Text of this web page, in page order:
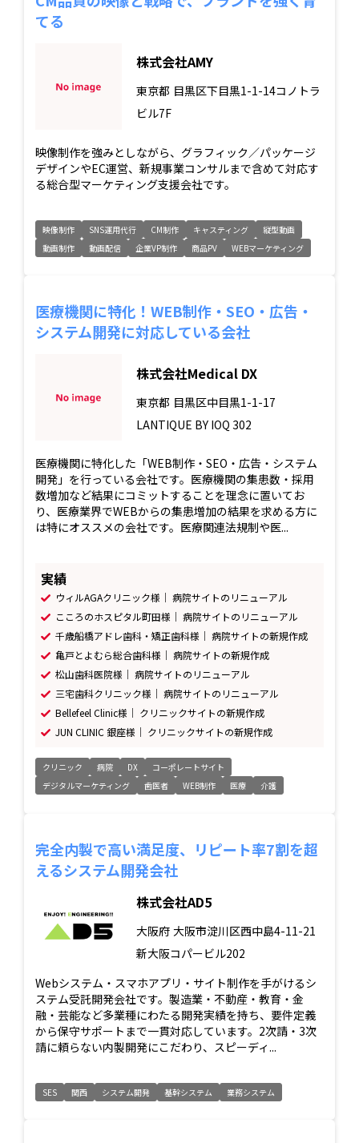
てる
株式会社AMY
東京都 目黒区下目黒1-1-14コノトラ
ビル7F
映像制作を強みとしながら、グラフィック／パッケージ
デザインやEC運営、新規事業コンサルまで含めて対応す
る総合型マーケティング支援会社です。
映像制作 SNS運用代行 CM制作 キャスティング
縦型動画
動画制作
動画配信 企業VP制作 商品PV WEBマーケティング
医療機関に特化！WEB制作・SEO・広告・
システム開発に対応している会社
株式会社Medical DX
東京都 目黒区中目黒1-1-17
LANTIQUE BY IOQ 302
医療機関に特化した「WEB制作・SEO・広告・システム
開発」を行っている会社です。医療機関の集患数・採用
数増加など結果にコミットすることを理念に置いてお
り、医療業界でWEBからの集患増加の結果を求める方に
は特にオススメの会社です。医療関連法規制や医...
実績
ウィルAGAクリニック様｜ 病院サイトのリニューアル
こころのホスピタル町田様｜ 病院サイトのリニューアル
千歳船橋アドレ歯科・矯正歯科様｜ 病院サイトの新規作成
亀戸とよむら総合歯科様｜ 病院サイトの新規作成
松山歯科医院様｜ 病院サイトのリニューアル
三宅歯科クリニック様｜ 病院サイトのリニューアル
Bellefeel Clinic様｜ クリニックサイトの新規作成
JUN CLINIC 銀座様｜ クリニックサイトの新規作成
クリニック 病院 DX
コーポレートサイト
デジタルマーケティング
歯医者 WEB制作 医療 介護
完全内製で高い満足度、リピート率7割を超
えるシステム開発会社
株式会社AD5
大阪府 大阪市淀川区西中島4-11-21
新大阪コパービル202
Webシステム・スマホアプリ・サイト制作を手がけるシ
ステム受託開発会社です。製造業・不動産・教育・金
融・芸能など多業種にわたる開発実績を持ち、要件定義
から保守サポートまで一貫対応しています。2次請・3次
請に頼らない内製開発にこだわり、スピーディ...
SES 関西 システム開発 基幹システム 業務システム